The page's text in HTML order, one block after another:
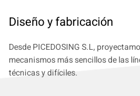
Diseño y fabricación
Desde PICEDOSING S.L,
mecanismos más sencillos de las
técnicas y difíciles.